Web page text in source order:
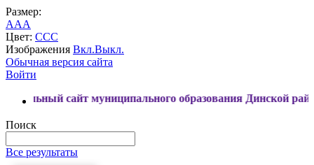
Размер:
AAA
Цвет: CCC
Изображения Вкл.Выкл.
Обычная версия сайта
Войти
муниципального образования Динской район
Поиск
Все результаты